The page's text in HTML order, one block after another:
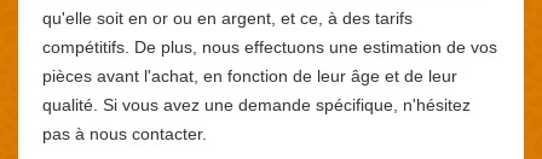
qu'elle soit en or ou en argent, et ce, à des tarifs
compétitifs. De plus, nous effectuons une estimation de vos
pièces avant l'achat, en fonction de leur âge et de leur
qualité. Si vous avez une demande spécifique, n'hésitez
pas à nous contacter.